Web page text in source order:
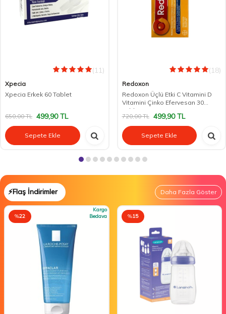
(11)
Xpecia
Xpecia Erkek 60 Tablet
650,00TL 499,90TL
Sepete Ekle
(18)
Redoxon
Redoxon Üçlü Etki C Vitamini D
Vitamini Çinko Efervesan 30
Tablet
720,00TL 499,90TL
Sepete Ekle
⚡Flaş İndirimler Daha Fazla Göster
%22
Kargo
Bedava
%15